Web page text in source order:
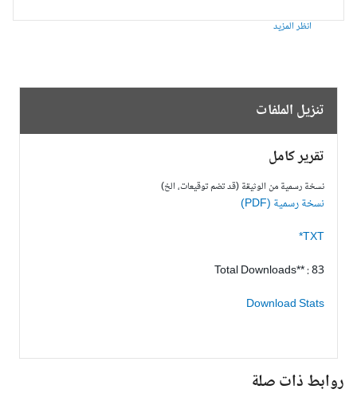
انظر المزيد
تنزيل الملفات
تقرير كامل
نسخة رسمية من الوثيقة (قد تضم توقيعات، الخ)
نسخة رسمية (PDF)
TXT*
Total Downloads** : 83
Download Stats
روابط ذات صلة